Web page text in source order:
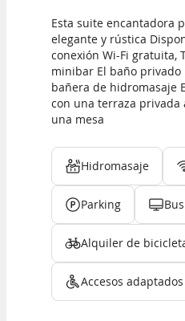
Esta suite encantadora
elegante y rústica
conexión Wi-Fi gratuita,
minibar El baño
bañera de hidromasaje
con una terraza
una mesa
Hidromasaje
Parking
Alquiler de
Accesos adaptados